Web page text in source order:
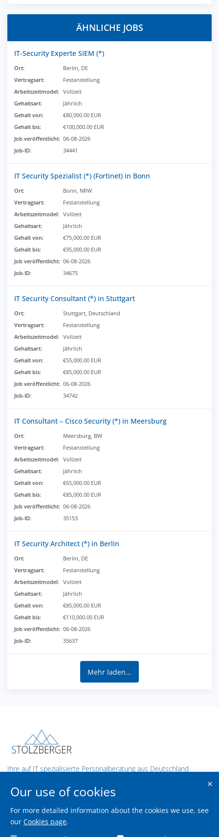
ÄHNLICHE JOBS
IT-Security Experte SIEM (*)
Ort:
Berlin, DE
Vertragsart:
Festanstellung
Arbeitszeitmodel: Vollzeit
Gehaltsart:
Jährlich
Gehalt von:
€80,000.00 EUR
Gehalt bis:
€100,000.00 EUR
Job veröffentlicht: 06-08-2026
Job-ID:
34441
IT Security Spezialist (*) (Fortinet) in Bonn
Ort:
Bonn, NRW
Vertragsart:
Festanstellung
Arbeitszeitmodel: Vollzeit
Gehaltsart:
Jährlich
Gehalt von:
€75,000.00 EUR
Gehalt bis:
€95,000.00 EUR
Job veröffentlicht: 06-08-2026
Job-ID:
34675
IT Security Consultant (*) in Stuttgart
Ort:
Stuttgart, Deutschland
Vertragsart:
Festanstellung
Arbeitszeitmodel: Vollzeit
Gehaltsart:
Jährlich
Gehalt von:
€55,000.00 EUR
Gehalt bis:
€85,000.00 EUR
Job veröffentlicht: 06-08-2026
Job-ID:
34742
IT Consultant – Cisco Security (*) in Meersburg
Ort:
Meersburg, BW
Vertragsart:
Festanstellung
Arbeitszeitmodel: Vollzeit
Gehaltsart:
Jährlich
Gehalt von:
€65,000.00 EUR
Gehalt bis:
€85,000.00 EUR
Job veröffentlicht: 06-08-2026
Job-ID:
35153
IT Security Architect (*) in Berlin
Ort:
Berlin, DE
Vertragsart:
Festanstellung
Arbeitszeitmodel: Vollzeit
Gehaltsart:
Jährlich
Gehalt von:
€85,000.00 EUR
Gehalt bis:
€110,000.00 EUR
Job veröffentlicht: 06-08-2026
Job-ID:
35637
Mehr laden...
Ihre auf IT spezialisierte Personalberatung aus Deutschland
Contact us
Stolzberger GmbH
Theodor-Heuss-Straße 9,
Our use of cookies
For more detailed information about the cookies we use, see
our Cookies page.